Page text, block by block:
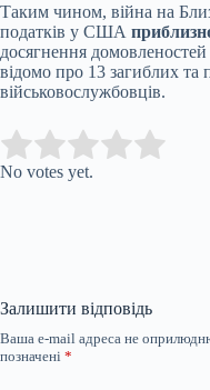
Таким чином, війна на
податків у США
досягнення
відомо про 13 загиблих
військовослужбовців.
Rate this item:
No votes yet.
Залишити відповідь
Ваша e-mail адреса не
позначені *